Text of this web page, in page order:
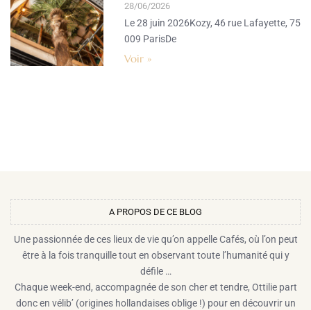
28/06/2026
Le 28 juin 2026Kozy, 46 rue Lafayette, 75
009 ParisDe
Voir »
A PROPOS DE CE BLOG​
Une passionnée de ces lieux de vie qu’on appelle Cafés, où l’on peut
être à la fois tranquille tout en observant toute l’humanité qui y
défile …
Chaque week-end, accompagnée de son cher et tendre, Ottilie part
donc en vélib’ (origines hollandaises oblige !) pour en découvrir un